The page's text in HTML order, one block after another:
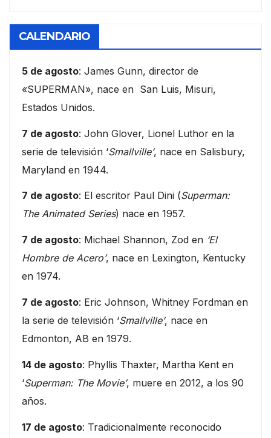
CALENDARIO
5 de agosto: James Gunn, director de
«SUPERMAN», nace en San Luis, Misuri,
Estados Unidos.
7 de agosto: John Glover, Lionel Luthor en la
serie de televisión ‘Smallville’, nace en Salisbury,
Maryland en 1944.
7 de agosto: El escritor Paul Dini (Superman:
The Animated Series) nace en 1957.
7 de agosto: Michael Shannon, Zod en ‘El
Hombre de Acero’, nace en Lexington, Kentucky
en 1974.
7 de agosto: Eric Johnson, Whitney Fordman en
la serie de televisión ‘Smallville’, nace en
Edmonton, AB en 1979.
14 de agosto: Phyllis Thaxter, Martha Kent en
‘Superman: The Movie’, muere en 2012, a los 90
años.
17 de agosto: Tradicionalmente reconocido